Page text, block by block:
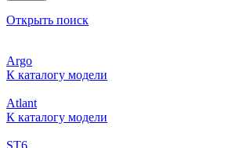
Открыть поиск
Argo
К каталогу модели
Atlant
К каталогу модели
ST6